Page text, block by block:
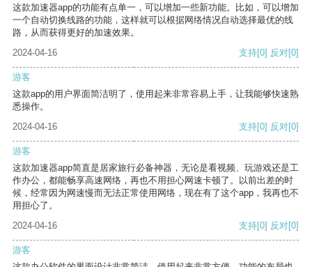
这款加速器app的功能有点单一，可以增加一些新功能。比如，可以增加
一个自动切换线路的功能，这样就可以根据网络情况自动选择最优的线
路，从而获得更好的加速效果。
2024-04-16
支持[0] 反对[0]
游客
这款app的用户界面简洁明了，使用起来非常容易上手，让我能够快速熟
悉操作。
2024-04-16
支持[0] 反对[0]
游客
这款加速器app简直是居家旅行必备神器，无论是看视频、玩游戏还是工
作办公，都能畅享高速网络，再也不用担心网速卡顿了。以前出差的时
候，经常因为网速慢而无法正常使用网络，现在有了这个app，我再也不
用担心了。
2024-04-16
支持[0] 反对[0]
游客